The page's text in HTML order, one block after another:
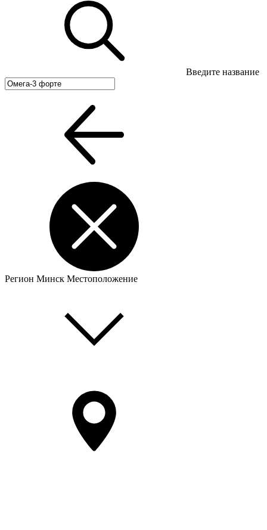
Введите название
Регион Минск Местоположение